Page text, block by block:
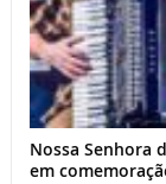
Nossa Senhora
em